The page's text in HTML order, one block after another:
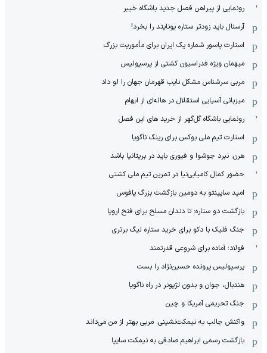
رونمایی از پیراهن فصل جدید باشگاه خیبر
آرسنال باید زودتر ستاره یونایتد را بخرد!
استارت پاسور شماره یک ایران برای مأموریت بزرگ
میهمان ویژه فدراسیون کشتی از پرسپولیس
مربی سرشناس مشکل نایب قهرمان جهان را لو داد
میزبانی آسیایی استقلال در هاله‌ای از ابهام
رونمایی باشگاه گل‌گهر از خرید های این فصل
استارت تیم ملی بوکس برای رینگ ناگویا
هرن: نبرد جوشوا و فیوری باید در بریتانیا باشد
حضور کمال کامیابی‌نیا در تمرین تیم ملی کشتی
امید ساپینتو به دومین بازگشت بزرگ پافوس
بازگشت دو ستاره: تا دندان مسلح برای فتح اروپا
جنگ فلیک با دکو برای خرید ستاره لیگ برتری
فولاد؛ آماده برای شروعی قدرتمند
پرسپولیس پرونده حسین‌نژاد را بست
هندبال، جوان و بدون لژیونر در راه ناگویا
جنگ تحریمی آمریکا و چین
واکنش جالب به نیمکت‌نشینی: مربی بهتر از من می‌داند
بازگشت رسمی ابراهیم صادقی به نیمکت سایپا